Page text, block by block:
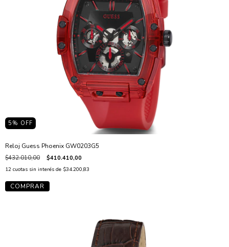
5 % OFF
Reloj Guess Phoenix GW0203G5
$432.010,00 $410.410,00
12 cuotas sin interés de $34.200,83